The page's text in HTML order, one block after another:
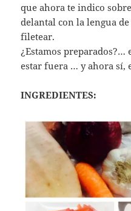
que ahora te indico
delantal con la lengua
filetear.
¿Estamos preparados?…
estar fuera … y ahora sí,
INGREDIENTES: